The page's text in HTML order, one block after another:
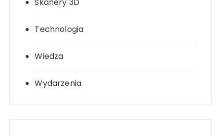
Technologia
Wiedza
Wydarzenia